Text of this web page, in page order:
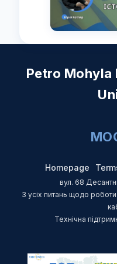
Petro Mohyla
Homepage
вул. 68
З усіх питань щодо
Технічна